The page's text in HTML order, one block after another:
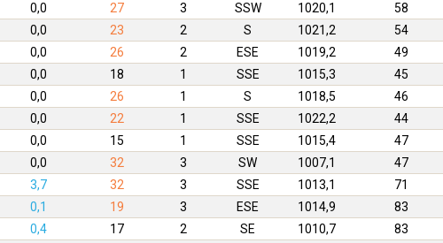
0,0 27 3 SSW 1020,1 58
0,0 23 2 S 1021,2 54
0,0 26 2 ESE 1019,2 49
0,0 18 1 SSE 1015,3 45
0,0 26 1 S 1018,5 46
0,0 22 1 SSE 1022,2 44
0,0 15 1 SSE 1015,4 47
0,0 32 3 SW 1007,1 47
3,7 32 3 SSE 1013,1 71
0,1 19 3 ESE 1014,9 83
0,4 17 2 SE 1010,7 83